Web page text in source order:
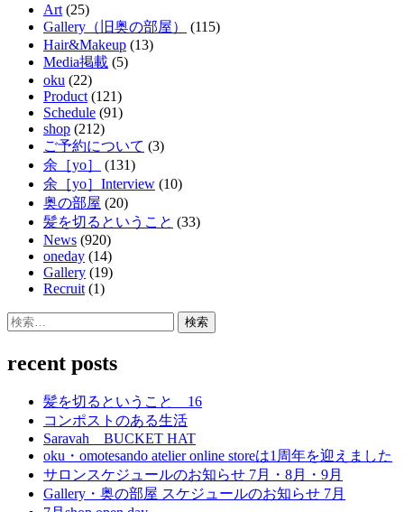
Art (25)
Gallery（旧奥の部屋）
(115)
Hair&Makeup (13)
Media掲載 (5)
oku (22)
Product (121)
Schedule (91)
shop (212)
ご予約について (3)
余［yo］
(131)
余［yo］Interview (10)
奥の部屋 (20)
髪を切るということ (33)
News (920)
oneday (14)
Gallery (19)
Recruit (1)
検
recent posts
髪を切るということ 16
コンポストのある生活
Saravah BUCKET HAT
oku・omotesando atelier online storeは1周年を迎えました
サロンスケジュールのお知らせ 7月・8月・9月
Gallery・奥の部屋 スケジュールのお知らせ 7月